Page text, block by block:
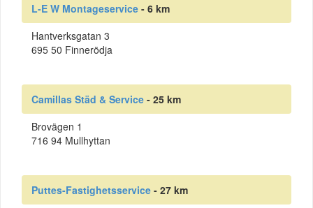
L-E W Montageservice - 6 km
Hantverksgatan 3
695 50 Finnerödja
Camillas Städ & Service - 25 km
Brovägen 1
716 94 Mullhyttan
Puttes-Fastighetsservice - 27 km